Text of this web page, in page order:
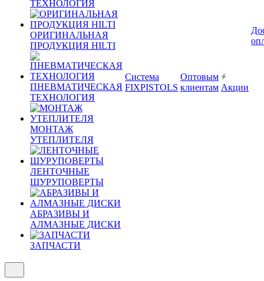
ТЕХНОЛОГИЯ
ОРИГИНАЛЬНАЯ
ПРОДУКЦИЯ HILTI
ПНЕВМАТИЧЕСКАЯ
ТЕХНОЛОГИЯ
МОНТАЖ
УТЕПЛИТЕЛЯ
ЛЕНТОЧНЫЕ
ШУРУПОВЕРТЫ
АБРАЗИВЫ И
АЛМАЗНЫЕ ДИСКИ
ЗАПЧАСТИ
Система
FIXPISTOLS
Оптовым
клиентам Акции